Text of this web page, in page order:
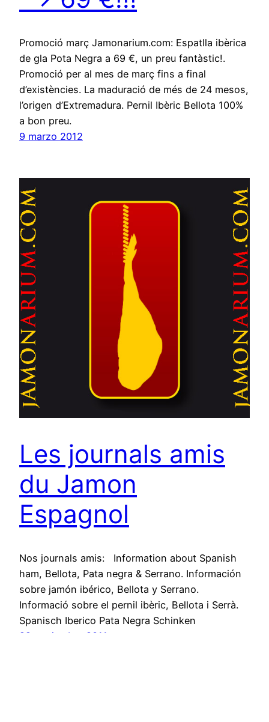
Promoció març Jamonarium.com: Espatlla ibèrica
de gla Pota Negra a 69 €, un preu fantàstic!.
Promoció per al mes de març fins a final
d’existències. La maduració de més de 24 mesos,
l’origen d’Extremadura. Pernil Ibèric Bellota 100%
a bon preu.
9 marzo 2012
Les journals amis
du Jamon
Espagnol
Nos journals amis: Information about Spanish
ham, Bellota, Pata negra & Serrano. Información
sobre jamón ibérico, Bellota y Serrano.
Informació sobre el pernil ibèric, Bellota i Serrà.
Spanisch Iberico Pata Negra Schinken
29 noviembre 2011